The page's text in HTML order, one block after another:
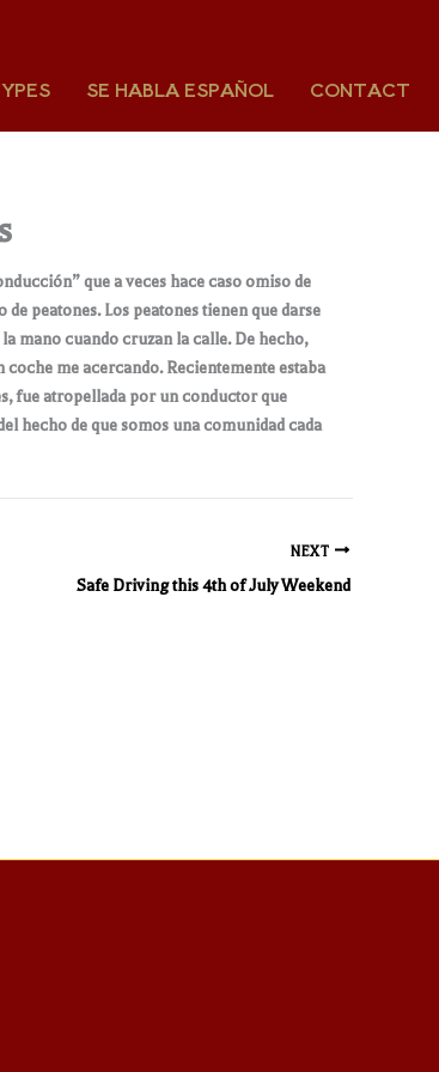
SE HABLA ESPAÑOL CONTACT
que a veces hace caso omiso de
peatones. Los peatones tienen que darse
mano cuando cruzan la calle. De hecho,
me acercando. Recientemente estaba
fue atropellada por un conductor que
hecho de que somos una comunidad cada
NEXT
Safe Driving this 4th of July Weekend